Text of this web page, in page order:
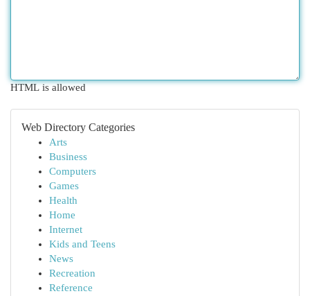
HTML is allowed
Web Directory Categories
Arts
Business
Computers
Games
Health
Home
Internet
Kids and Teens
News
Recreation
Reference